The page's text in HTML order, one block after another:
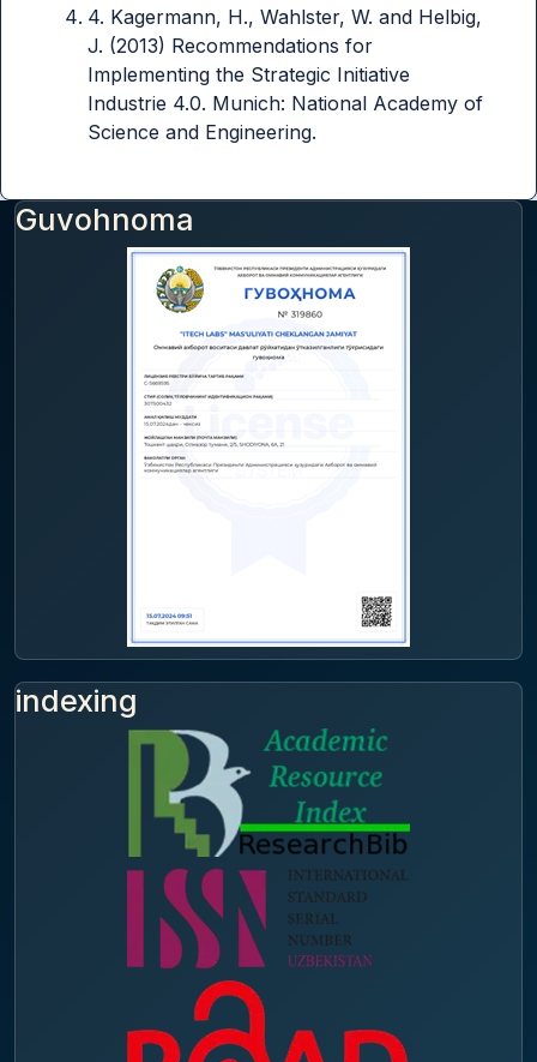
4. Kagermann, H., Wahlster, W. and Helbig,
J. (2013) Recommendations for
Implementing the Strategic Initiative
Industrie 4.0. Munich: National Academy of
Science and Engineering.
Guvohnoma
indexing